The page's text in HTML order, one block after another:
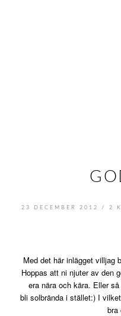
23 DECEMBER 2012 / 2
Med det här inlägget villjag
Hoppas att ni njuter av den
era nära och kära. Eller
bli solbrända i stället:) I
bra